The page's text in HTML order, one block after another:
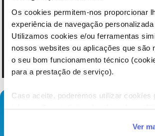
Os cookies permitem-nos proporcionar
experiência de navegação personalizada
Utilizamos cookies e/ou ferramentas
nossos websites ou aplicações que são
o seu bom funcionamento técnico
para a prestação de serviço).
Caso aceite, poderemos utilizar cookies
funcionalidades (cookies de
Ver